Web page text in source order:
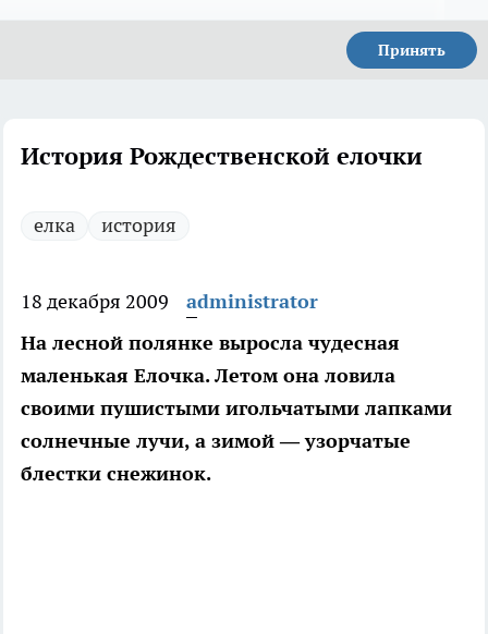
Принять
История Рождественской елочки
елка история
18 декабря 2009
administrator
На лесной полянке выросла чудесная
маленькая Елочка. Летом она ловила
своими пушистыми игольчатыми лапками
солнечные лучи, а зимой — узорчатые
блестки снежинок.